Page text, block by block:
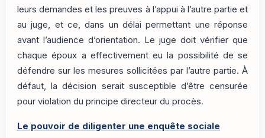
leurs demandes et les preuves à l’appui à l’autre partie et
au juge, et ce, dans un délai permettant une réponse
avant l’audience d’orientation. Le juge doit vérifier que
chaque époux a effectivement eu la possibilité de se
défendre sur les mesures sollicitées par l’autre partie. À
défaut, la décision serait susceptible d’être censurée
pour violation du principe directeur du procès.
Le pouvoir de diligenter une enquête sociale